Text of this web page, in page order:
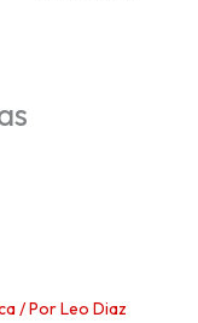
/ PorLeo Diaz